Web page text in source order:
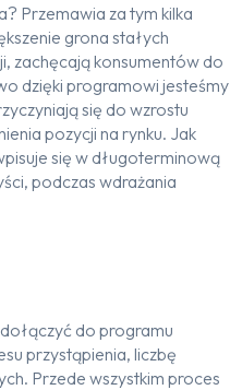
Przemawia za tym kilka
grona stałych
zachęcają konsumentów do
dzięki programowi jesteśmy
się do wzrostu
pozycji na rynku. Jak
się w długoterminową
podczas wdrażania
do programu
przystąpienia, liczbę
Przede wszystkim proces